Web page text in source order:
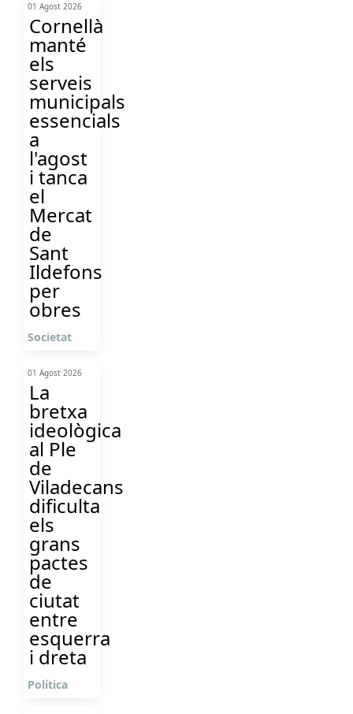
01 Agost 2026
Cornellà
manté
els
serveis
municipals
essencials
a
l'agost
i tanca
el
Mercat
de
Sant
Ildefons
per
obres
Societat
01 Agost 2026
La
bretxa
ideològica
al Ple
de
Viladecans
dificulta
els
grans
pactes
de
ciutat
entre
esquerra
i dreta
Política